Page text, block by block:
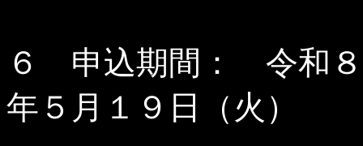
６ 申込期間： 令和８
年５月１９日（火）